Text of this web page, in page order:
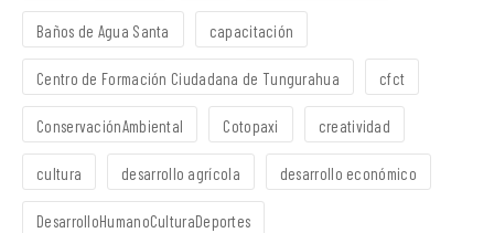
Baños de Agua Santa capacitación
Centro de Formación Ciudadana de Tungurahua cfct
ConservaciónAmbiental Cotopaxi creatividad
cultura desarrollo agrícola desarrollo económico
DesarrolloHumanoCulturaDeportes